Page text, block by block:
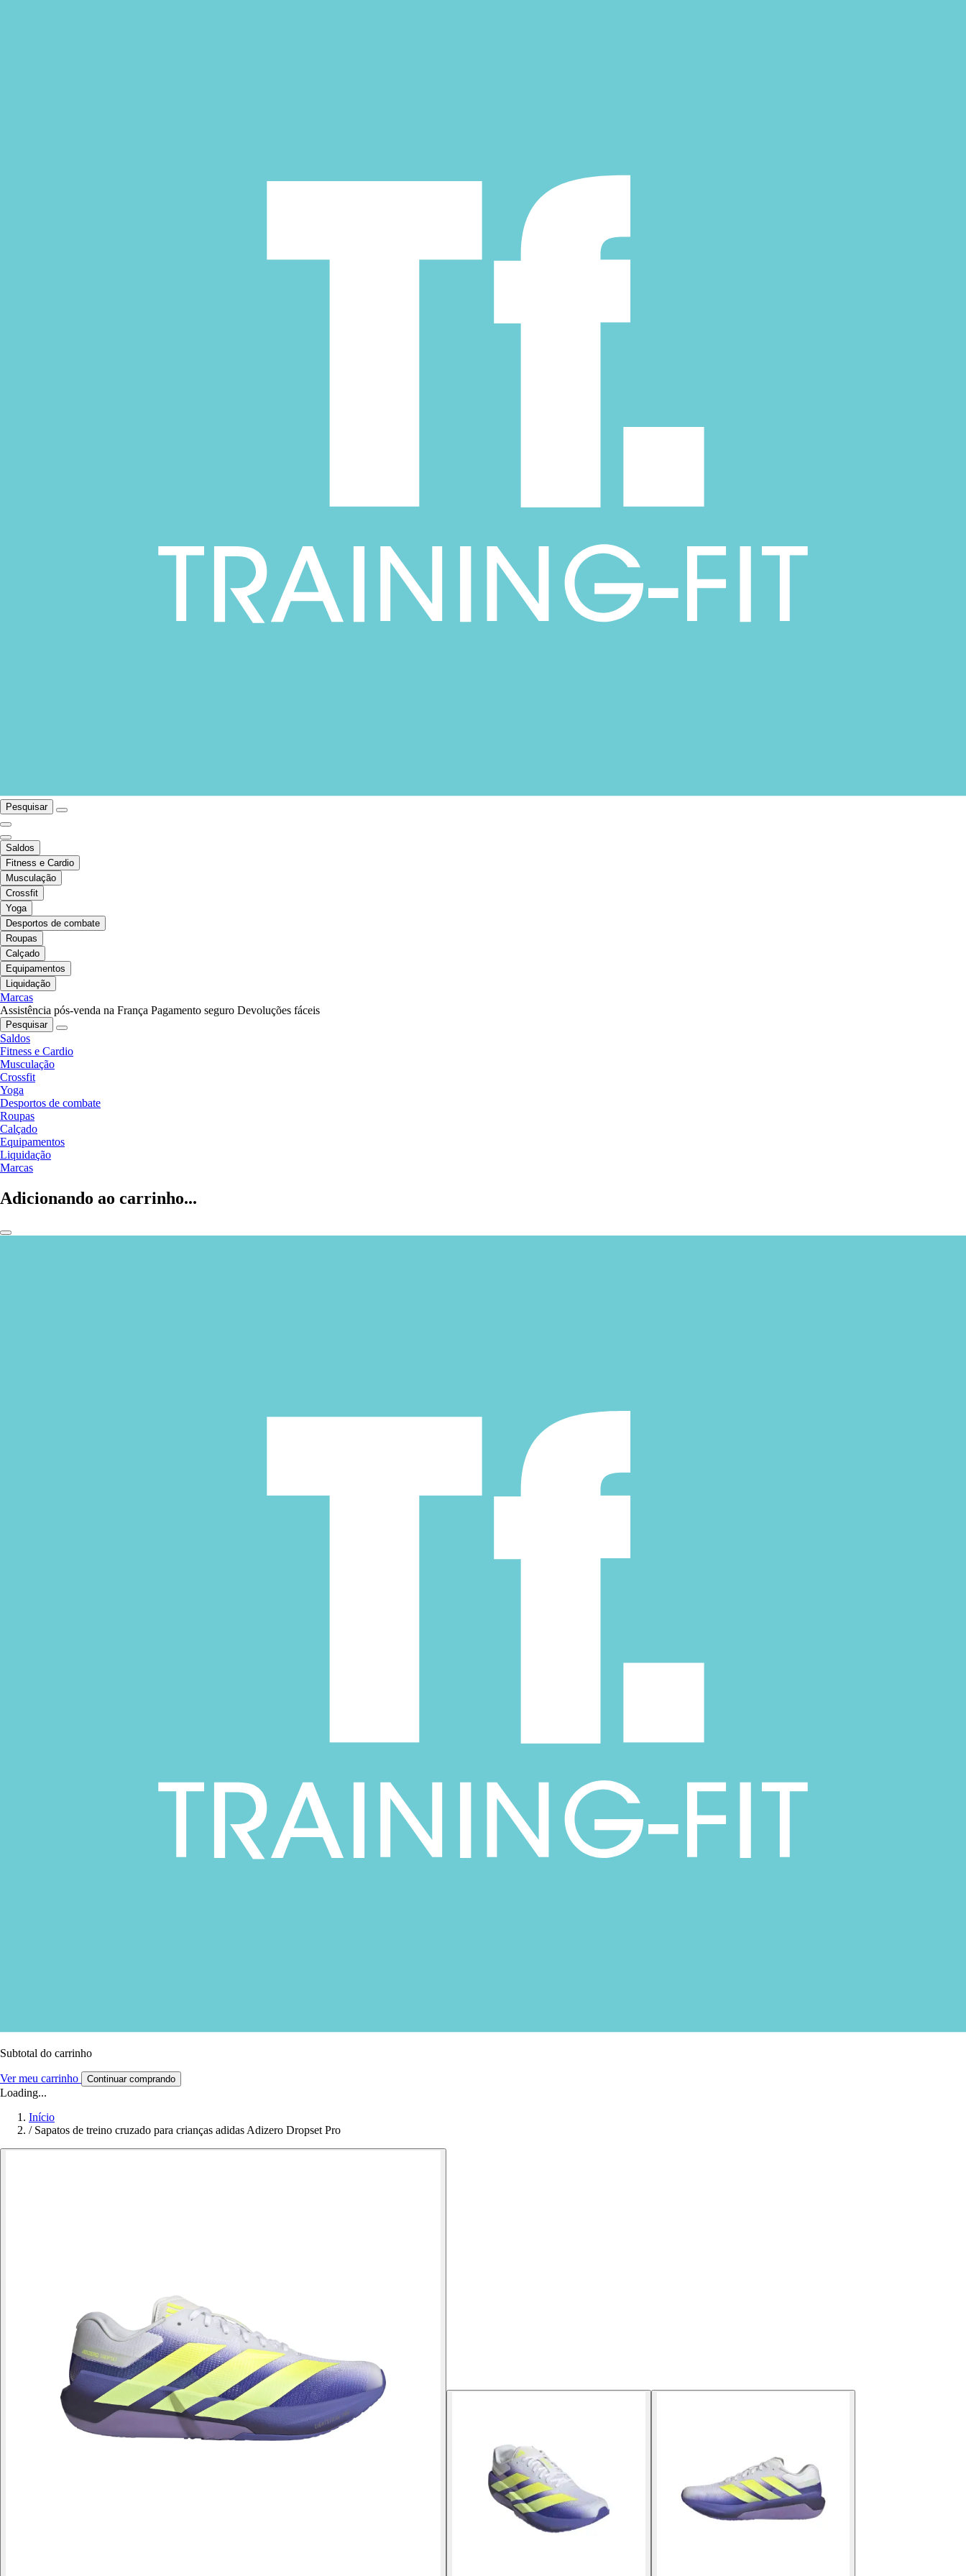
Pesquisar
Saldos
Fitness e Cardio
Musculação
Crossfit
Yoga
Desportos de combate
Roupas
Calçado
Equipamentos
Liquidação
Marcas
Assistência pós-venda na França Pagamento seguro Devoluções fáceis
Pesquisar
Saldos
Fitness e Cardio
Musculação
Crossfit
Yoga
Desportos de combate
Roupas
Calçado
Equipamentos
Liquidação
Marcas
Adicionando ao carrinho...
Subtotal do carrinho
Ver meu carrinho Continuar comprando
Loading...
Início
/ Sapatos de treino cruzado para crianças adidas Adizero Dropset Pro